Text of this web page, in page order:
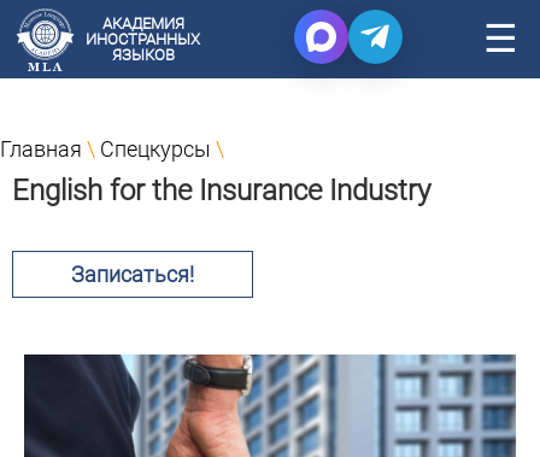
АКАДЕМИЯ
ИНОСТРАННЫХ
ЯЗЫКОВ
☰
Главная \ Спецкурсы \
English for the Insurance Industry
Записаться!